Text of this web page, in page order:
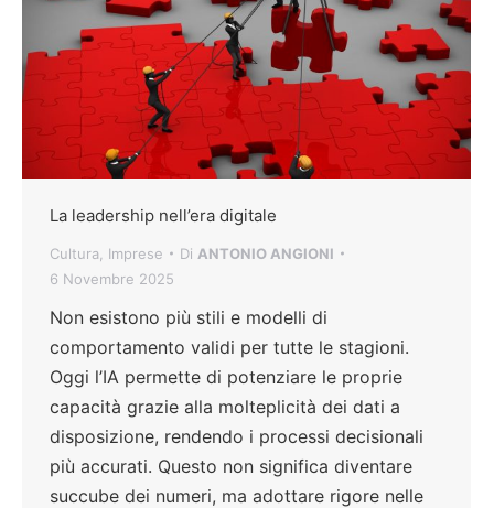
La leadership nell’era digitale
Cultura Imprese Di ANTONIO ANGIONI
6 Novembre 2025
Non esistono più stili e modelli di
comportamento validi per tutte le stagioni.
Oggi l’IA permette di potenziare le proprie
capacità grazie alla molteplicità dei dati a
disposizione, rendendo i processi decisionali
più accurati. Questo non significa diventare
succube dei numeri, ma adottare rigore nelle